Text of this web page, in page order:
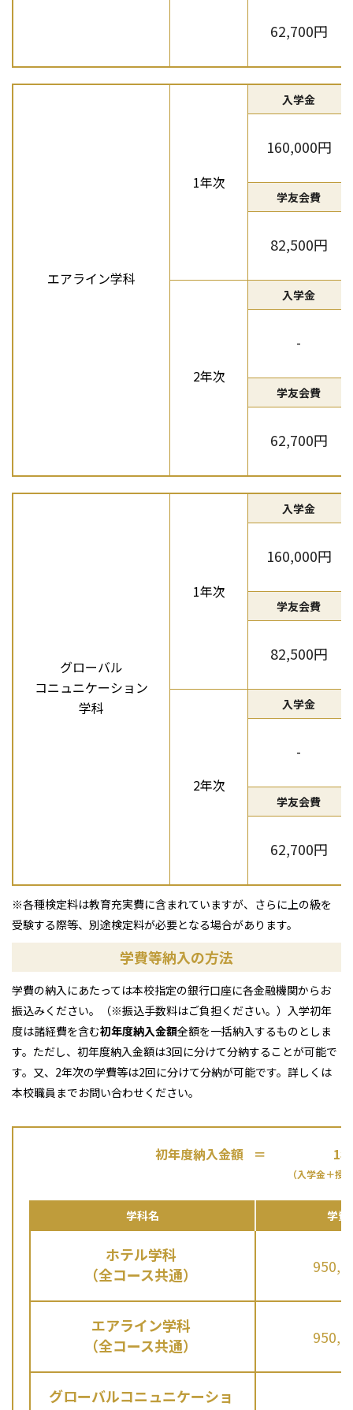
62,700円
エアライン学科
1年次
入学金
160,000円
学友会費
82,500円
2年次
入学金
-
学友会費
62,700円
グローバル
コニュニケーション
学科
1年次
入学金
160,000円
学友会費
82,500円
2年次
入学金
-
学友会費
62,700円
※各種検定料は教育充実費に含まれていますが、さらに上の級を
受験する際等、別途検定料が必要となる場合があります。
学費等納入の方法
学費の納入にあたっては本校指定の銀行口座に各金融機関からお
振込みください。（※振込手数料はご負担ください。）入学初年
度は諸経費を含む初年度納入金額全額を一括納入するものとしま
す。ただし、初年度納入金額は3回に分けて分納することが可能で
す。又、2年次の学費等は2回に分けて分納が可能です。詳しくは
本校職員までお問い合わせください。
初年度納入金額 ＝ 1
（入学金＋授
学科名 学費
ホテル学科
（全コース共通）
エアライン学科
（全コース共通）
グローバルコニュニケーショ